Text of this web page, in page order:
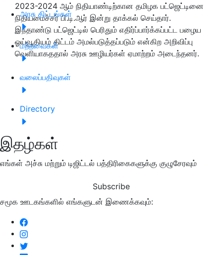
அரசு திட்டங்கள்
மற்றவைகள்
வலைப்பதிவுகள்
Directory
இதழ்கள்
எங்கள் அச்சு மற்றும் டிஜிட்டல் பத்திரிகைகளுக்கு குழுசேரவும்
Subscribe
சமூக ஊடகங்களில் எங்களுடன் இணைக்கவும்:
2023-2024 ஆம் நிதியாண்டிற்கான தமிழக பட்ஜெட்டினை
நிதியமைச்சர் பி.டி.ஆர் இன்று தாக்கல் செய்தார்.
இந்தாண்டு பட்ஜெட்டில் பெரிதும் எதிர்ப்பார்க்கப்பட்ட பழைய
ஓய்வூதியம் திட்டம் அமல்படுத்தப்படும் என்கிற அறிவிப்பு
வெளியாகததால் அரசு ஊழியர்கள் ஏமாற்றம் அடைந்தனர்.